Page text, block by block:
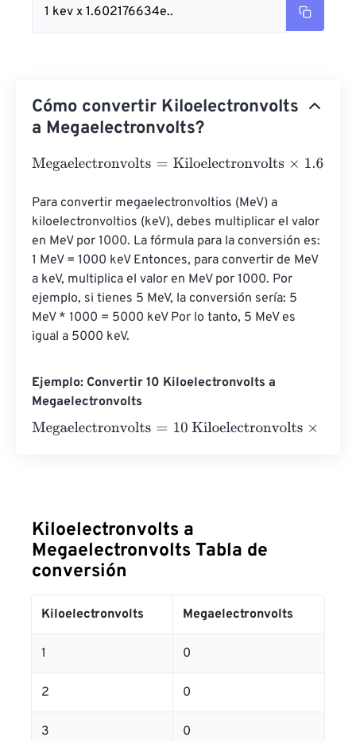
1 kev x 1.602176634e..
Cómo convertir Kiloelectronvolts
a Megaelectronvolts?
Megaelectronvolts=Kiloelectronvolts×1.602176634
Para convertir megaelectronvoltios (MeV) a
kiloelectronvoltios (keV), debes multiplicar el valor
en MeV por 1000. La fórmula para la conversión es:
1 MeV = 1000 keV Entonces, para convertir de MeV
a keV, multiplica el valor en MeV por 1000. Por
ejemplo, si tienes 5 MeV, la conversión sería: 5
MeV * 1000 = 5000 keV Por lo tanto, 5 MeV es
igual a 5000 keV.
Ejemplo: Convertir 10 Kiloelectronvolts a
Megaelectronvolts
Megaelectronvolts=10 Kiloelectronvolts×1.602176634
Kiloelectronvolts a
Megaelectronvolts Tabla de
conversión
Kiloelectronvolts Megaelectronvolts
1 0
2 0
3 0